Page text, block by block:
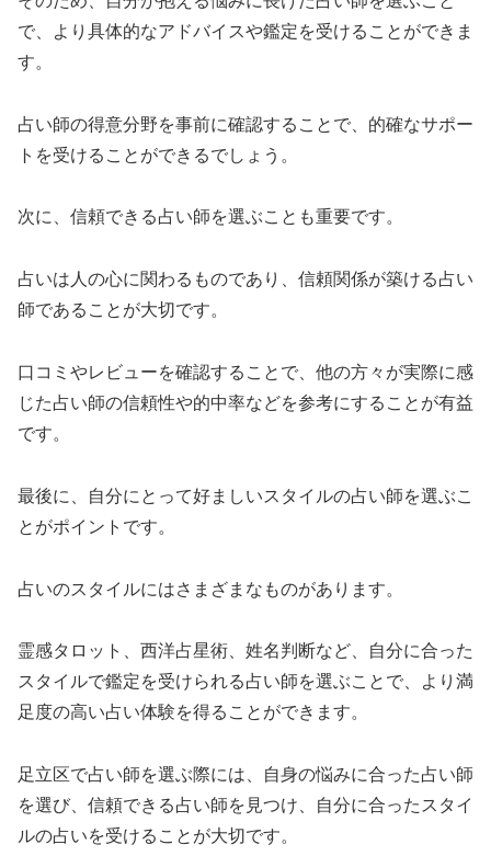
で、より具体的なアドバイスや鑑定を受けることができま
す。
占い師の得意分野を事前に確認することで、的確なサポー
トを受けることができるでしょう。
次に、信頼できる占い師を選ぶことも重要です。
占いは人の心に関わるものであり、信頼関係が築ける占い
師であることが大切です。
口コミやレビューを確認することで、他の方々が実際に感
じた占い師の信頼性や的中率などを参考にすることが有益
です。
最後に、自分にとって好ましいスタイルの占い師を選ぶこ
とがポイントです。
占いのスタイルにはさまざまなものがあります。
霊感タロット、西洋占星術、姓名判断など、自分に合った
スタイルで鑑定を受けられる占い師を選ぶことで、より満
足度の高い占い体験を得ることができます。
足立区で占い師を選ぶ際には、自身の悩みに合った占い師
を選び、信頼できる占い師を見つけ、自分に合ったスタイ
ルの占いを受けることが大切です。